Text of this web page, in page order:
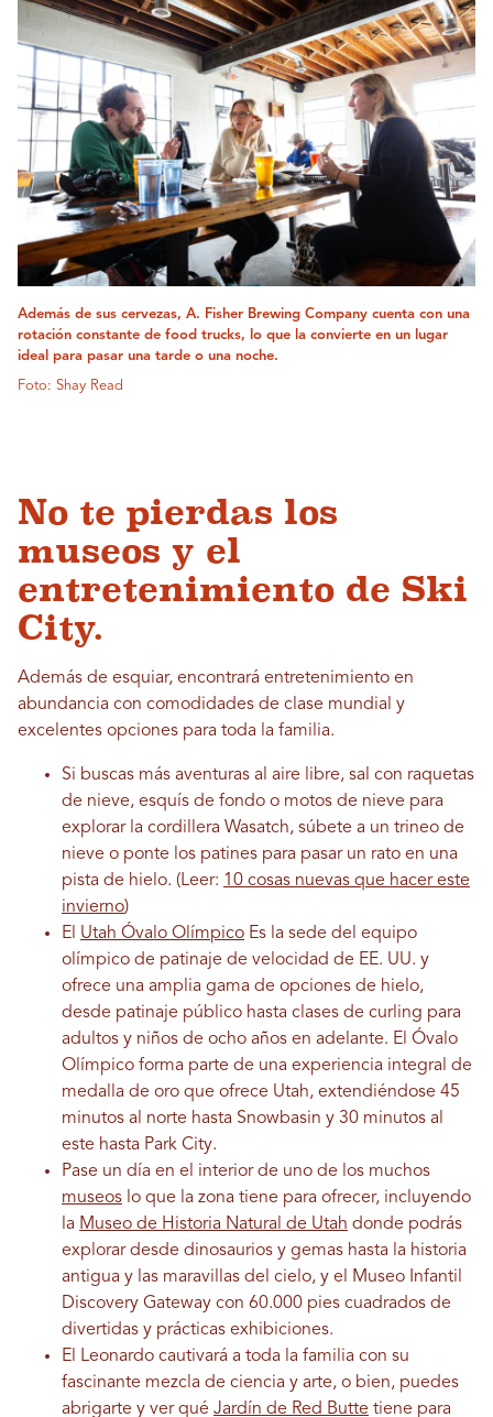
Además de sus cervezas, A. Fisher Brewing Company cuenta con una
rotación constante de food trucks, lo que la convierte en un lugar
ideal para pasar una tarde o una noche.
Foto: Shay Read
No te pierdas los
museos y el
entretenimiento de Ski
City.
Además de esquiar, encontrará entretenimiento en
abundancia con comodidades de clase mundial y
excelentes opciones para toda la familia.
Si buscas más aventuras al aire libre, sal con raquetas
de nieve, esquís de fondo o motos de nieve para
explorar la cordillera Wasatch, súbete a un trineo de
nieve o ponte los patines para pasar un rato en una
pista de hielo. (Leer: 10 cosas nuevas que hacer este
invierno)
El Utah Óvalo Olímpico Es la sede del equipo
olímpico de patinaje de velocidad de EE. UU. y
ofrece una amplia gama de opciones de hielo,
desde patinaje público hasta clases de curling para
adultos y niños de ocho años en adelante. El Óvalo
Olímpico forma parte de una experiencia integral de
medalla de oro que ofrece Utah, extendiéndose 45
minutos al norte hasta Snowbasin y 30 minutos al
este hasta Park City.
Pase un día en el interior de uno de los muchos
museos lo que la zona tiene para ofrecer, incluyendo
la Museo de Historia Natural de Utah donde podrás
explorar desde dinosaurios y gemas hasta la historia
antigua y las maravillas del cielo, y el Museo Infantil
Discovery Gateway con 60.000 pies cuadrados de
divertidas y prácticas exhibiciones.
El Leonardo cautivará a toda la familia con su
fascinante mezcla de ciencia y arte, o bien, puedes
abrigarte y ver qué Jardín de Red Butte tiene para